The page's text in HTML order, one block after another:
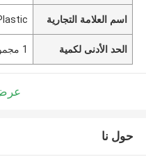
اسم العلامة التجارية
الحد الأدنى لكمية 1 مجموعة
حول نا